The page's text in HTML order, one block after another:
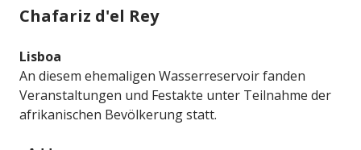
Chafariz d'el Rey
Lisboa
An diesem ehemaligen Wasserreservoir fanden
Veranstaltungen und Festakte unter Teilnahme der
afrikanischen Bevölkerung statt.